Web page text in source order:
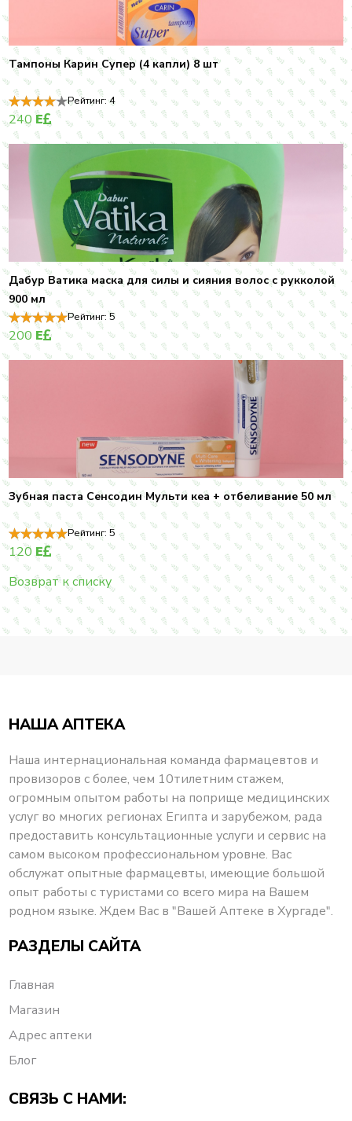
Тампоны Карин Супер (4 капли) 8 шт
Рейтинг:4
240 E
Дабур Ватика маска для силы и сияния волос с рукколой
900 мл
Рейтинг:5
200 E
Зубная паста Сенсодин Мульти кеа + отбеливание 50 мл
Рейтинг:5
120E
Возврат к списку
НАША АПТЕКА
Наша интернациональная команда фармацевтов и
провизоров с более, чем 10тилетним стажем,
огромным опытом работы на поприще медицинских
услуг во многих регионах Египта и зарубежом, рада
предоставить консультационные услуги и сервис на
самом высоком профессиональном уровне. Вас
обслужат опытные фармацевты, имеющие большой
опыт работы с туристами со всего мира на Вашем
родном языке. Ждем Вас в "Вашей Аптеке в Хургаде".
РАЗДЕЛЫ САЙТА
Главная
Магазин
Адрес аптеки
Блог
СВЯЗЬ С НАМИ: